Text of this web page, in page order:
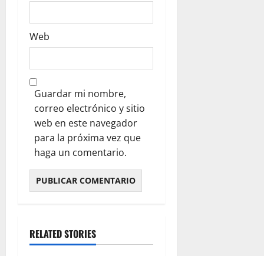
Web
Guardar mi nombre,
correo electrónico y sitio
web en este navegador
para la próxima vez que
haga un comentario.
RELATED STORIES